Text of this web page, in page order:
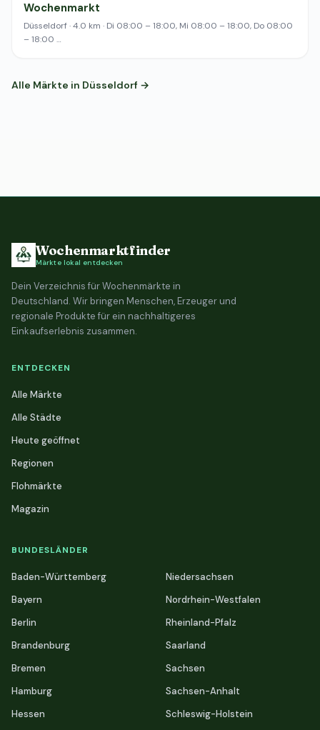
Wochenmarkt
Düsseldorf · 4.0 km · Di 08:00 – 18:00, Mi 08:00 – 18:00, Do 08:00
– 18:00 …
Alle Märkte in Düsseldorf →
Wochenmarktfinder
Märkte lokal entdecken
Dein Verzeichnis für Wochenmärkte in
Deutschland. Wir bringen Menschen, Erzeuger und
regionale Produkte für ein nachhaltigeres
Einkaufserlebnis zusammen.
ENTDECKEN
Alle Märkte
Alle Städte
Heute geöffnet
Regionen
Flohmärkte
Magazin
BUNDESLÄNDER
Baden-Württemberg
Bayern
Berlin
Brandenburg
Bremen
Hamburg
Hessen
Niedersachsen
Nordrhein-Westfalen
Rheinland-Pfalz
Saarland
Sachsen
Sachsen-Anhalt
Schleswig-Holstein